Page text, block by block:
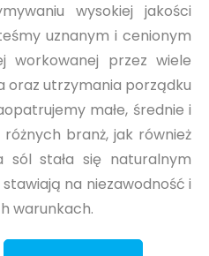
wysokiej jakości
uznanym i cenionym
workowanej przez wiele
oraz utrzymania porządku
małe, średnie i
branż, jak również
sól stała się naturalnym
na niezawodność i
warunkach.